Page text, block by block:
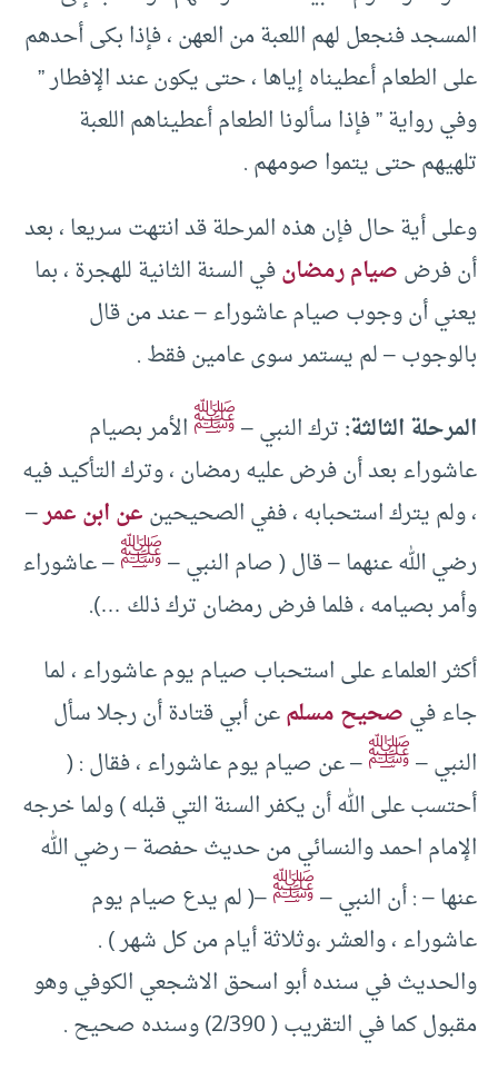
المسجد فنجعل لهم اللعبة من العهن ، فإذا بكى أحدهم
على الطعام أعطيناه إياها ، حتى يكون عند الإفطار ”
وفي رواية ” فإذا سألونا الطعام أعطيناهم اللعبة
تلهيهم حتى يتموا صومهم .
وعلى أية حال فإن هذه المرحلة قد انتهت سريعا ، بعد
أن فرضصيام رمضانفي السنة الثانية للهجرة ، بما
يعني أن وجوب صيام عاشوراء – عند من قال
بالوجوب – لم يستمر سوى عامين فقط .
المرحلة الثالثة:ترك النبي –ﷺالأمر بصيام
عاشوراء بعد أن فرض عليه رمضان ، وترك التأكيد فيه
، ولم يترك استحبابه ، ففي الصحيحينعن ابن عمر–
رضي الله عنهما – قال ( صام النبي –ﷺ– عاشوراء
وأمر بصيامه ، فلما فرض رمضان ترك ذلك …).
أكثر العلماء على استحباب صيام يوم عاشوراء ، لما
جاء فيصحيح مسلمعن أبي قتادة أن رجلا سأل
النبي –ﷺ– عن صيام يوم عاشوراء ، فقال : (
أحتسب على الله أن يكفر السنة التي قبله ) ولما خرجه
الإمام احمد والنسائي من حديث حفصة – رضي الله
عنها – : أن النبي –ﷺ–( لم يدع صيام يوم
عاشوراء ، والعشر ،وثلاثة أيام من كل شهر ) .
والحديث في سنده أبو اسحق الاشجعي الكوفي وهو
مقبول كما في التقريب ( 2/390) وسنده صحيح .